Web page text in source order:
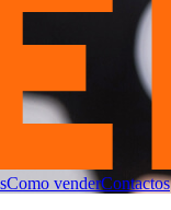
Como venderContactos